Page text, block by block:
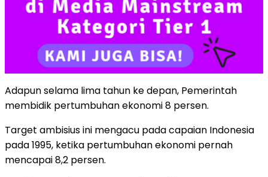
Adapun selama lima tahun ke depan, Pemerintah
membidik pertumbuhan ekonomi 8 persen.
Target ambisius ini mengacu pada capaian Indonesia
pada 1995, ketika pertumbuhan ekonomi pernah
mencapai 8,2 persen.